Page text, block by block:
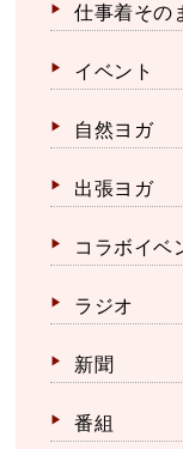
仕事着その
イベント
自然ヨガ
出張ヨガ
コラボイベ
ラジオ
新聞
番組